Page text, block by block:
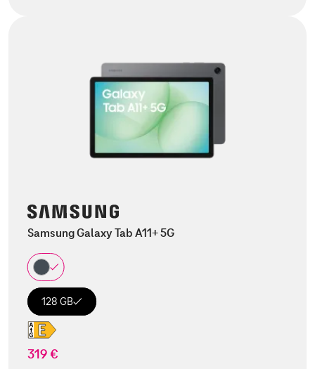
Samsung Galaxy Tab A11+ 5G
128 GB
319 €